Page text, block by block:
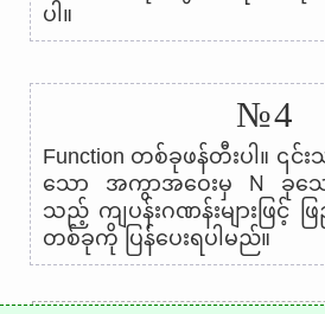
ပါ။
№4
Function တစ်ခုဖန်တီးပါ။
သော အကွာအဝေးမှ N ခုသေ
သည့် ကျပန်းဂဏန်းများဖြင့် ဖ
တစ်ခုကို ပြန်ပေးရပါမည်။